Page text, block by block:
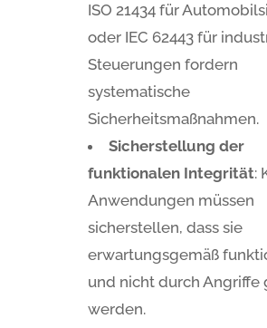
ISO 21434 für
oder IEC 62443 für
Steuerungen fordern
systematische
Sicherheitsmaßnahmen.
Sicherstellung der
funktionalen Integrität:
Anwendungen müssen
sicherstellen, dass sie
erwartungsgemäß
und nicht durch Angriffe
werden.